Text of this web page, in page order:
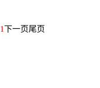
1下一页尾页